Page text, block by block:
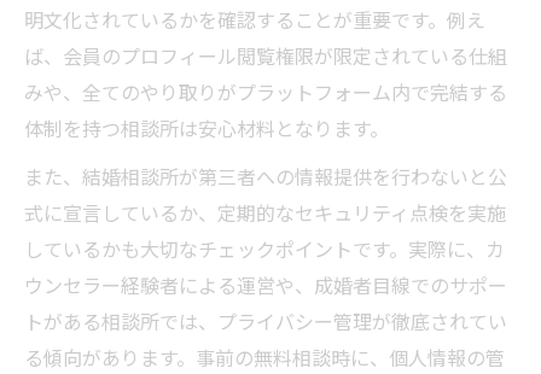
明文化されているかを確認することが重要です。例え
ば、会員のプロフィール閲覧権限が限定されている仕組
みや、全てのやり取りがプラットフォーム内で完結する
体制を持つ相談所は安心材料となります。
また、結婚相談所が第三者への情報提供を行わないと公
式に宣言しているか、定期的なセキュリティ点検を実施
しているかも大切なチェックポイントです。実際に、カ
ウンセラー経験者による運営や、成婚者目線でのサポー
トがある相談所では、プライバシー管理が徹底されてい
る傾向があります。事前の無料相談時に、個人情報の管